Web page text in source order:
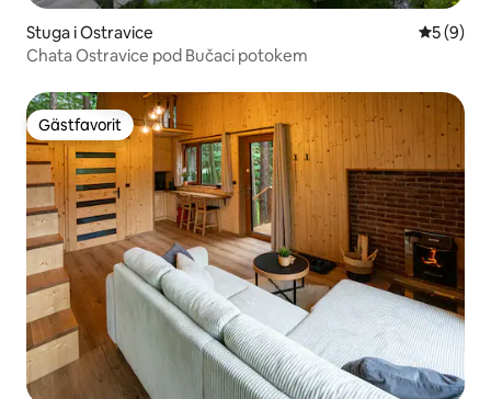
Stuga i Ostravice 5 av 5 i
5 (9)
Chata Ostravice pod Bučaci potokem
Gästfavorit
Gästfavorit